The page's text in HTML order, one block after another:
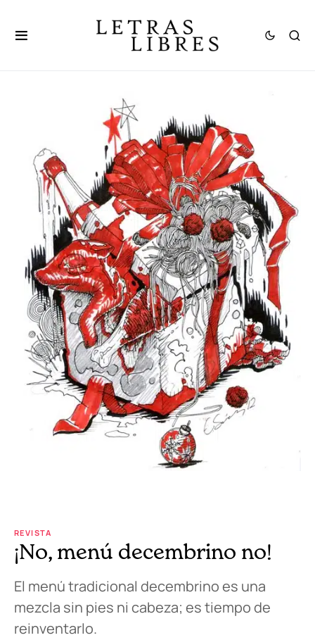
REVISTA
¡No, menú decembrino no!
El menú tradicional decembrino es una
mezcla sin pies ni cabeza; es tiempo de
reinventarlo.